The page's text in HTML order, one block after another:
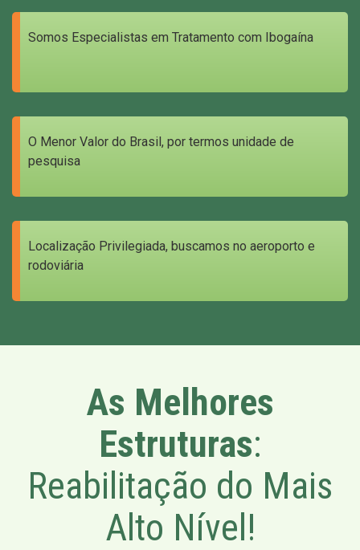
Somos Especialistas em Tratamento com Ibogaína
O Menor Valor do Brasil, por termos unidade de
pesquisa
Localização Privilegiada, buscamos no aeroporto e
rodoviária
As Melhores
Estruturas:
Reabilitação do Mais
Alto Nível!